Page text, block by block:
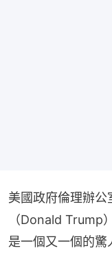
美國政府倫理辦
（Donald Trump
是一個又一個的